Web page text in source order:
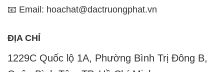
📧 Email: hoachat@dactruongphat.vn
ĐỊA CHỈ
1229C Quốc lộ 1A, Phường Bình Trị Đông B,